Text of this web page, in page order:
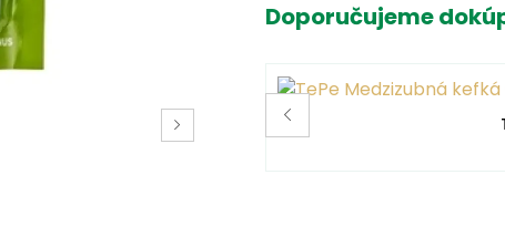
Doporučujeme